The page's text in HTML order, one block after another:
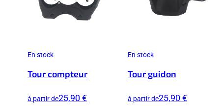
En stock
Tour compteur
à partir de25,90 €
En stock
Tour guidon
à partir de25,90 €